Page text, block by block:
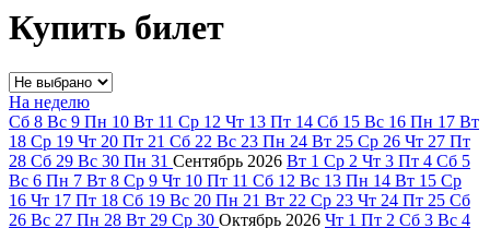
Купить билет
На неделю
Сб 8 Вс 9 Пн 10 Вт 11 Ср 12 Чт 13 Пт 14 Сб 15 Вс 16 Пн 17 Вт
18 Ср 19 Чт 20 Пт 21 Сб 22 Вс 23 Пн 24 Вт 25 Ср 26 Чт 27 Пт
28 Сб 29 Вс 30 Пн 31 Сентябрь 2026 Вт 1 Ср 2 Чт 3 Пт 4 Сб 5
Вс 6 Пн 7 Вт 8 Ср 9 Чт 10 Пт 11 Сб 12 Вс 13 Пн 14 Вт 15 Ср
16 Чт 17 Пт 18 Сб 19 Вс 20 Пн 21 Вт 22 Ср 23 Чт 24 Пт 25 Сб
26 Вс 27 Пн 28 Вт 29 Ср 30 Октябрь 2026 Чт 1 Пт 2 Сб 3 Вс 4